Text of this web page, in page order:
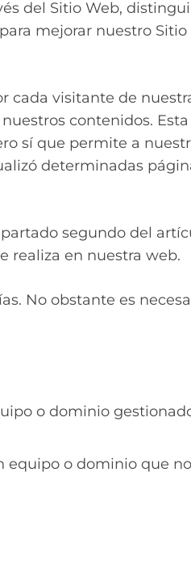
del Sitio Web,
mejorar nuestro Sitio
cada visitante de
contenidos.
sí que permite a
determinadas
segundo del
realiza en nuestra web.
No obstante es
o dominio
equipo o dominio que